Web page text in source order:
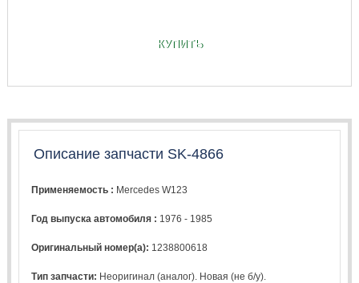
КУПИТЬ
Описание запчасти SK-4866
Применяемость : Mercedes W123
Год выпуска автомобиля : 1976 - 1985
Оригинальный номер(а): 1238800618
Тип запчасти: Неоригинал (аналог). Новая (не б/у).